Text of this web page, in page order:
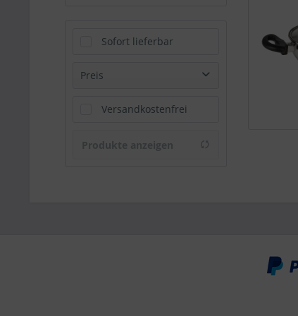
Sofort lieferbar
Preis
Versandkostenfrei
Produkte anzeigen